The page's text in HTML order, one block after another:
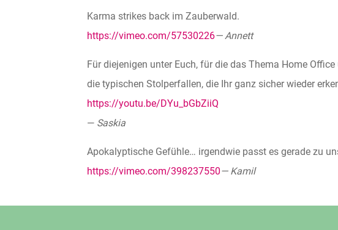
Karma strikes back im Zauberwald.
https://vimeo.com/57530226— Annett
Für diejenigen unter Euch, für die das Thema Home
die typischen Stolperfallen, die Ihr ganz sicher wieder
https://youtu.be/DYu_bGbZiiQ
— Saskia
Apokalyptische Gefühle… irgendwie passt es gerade zu
https://vimeo.com/398237550— Kamil